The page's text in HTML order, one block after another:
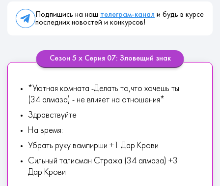
Подпишись на наш телеграм-канал и будь в курсе
последних новостей и конкурсов!
Сезон 5 х Серия 07: Зловещий знак
*Уютная комната -Делать то,что хочешь ты
(34 алмаза) - не влияет на отношения*
Здравствуйте
На время:
Убрать руку вампирши +1 Дар Крови
Сильный талисман Стража (34 алмаза) +3
Дар Крови